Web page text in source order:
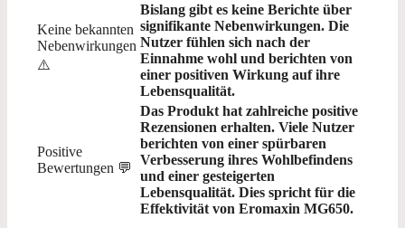
Keine bekannten
Nebenwirkungen
⚠️
Bislang gibt es keine Berichte über
signifikante Nebenwirkungen. Die
Nutzer fühlen sich nach der
Einnahme wohl und berichten von
einer positiven Wirkung auf ihre
Lebensqualität.
Positive
Bewertungen 💬
Das Produkt hat zahlreiche positive
Rezensionen erhalten. Viele Nutzer
berichten von einer spürbaren
Verbesserung ihres Wohlbefindens
und einer gesteigerten
Lebensqualität. Dies spricht für die
Effektivität von Eromaxin MG650.